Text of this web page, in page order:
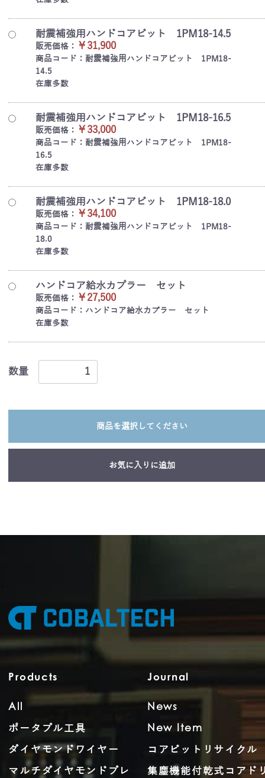
耐震補強用ハンドコアビット 1PM18-14.5
販売価格： ￥31,900
商品コード：耐震補強用ハンドコアビット 1PM18-
14.5
在庫多数
耐震補強用ハンドコアビット 1PM18-16.5
販売価格： ￥33,000
商品コード：耐震補強用ハンドコアビット 1PM18-
16.5
在庫多数
耐震補強用ハンドコアビット 1PM18-18.0
販売価格： ￥34,100
商品コード：耐震補強用ハンドコアビット 1PM18-
18.0
在庫多数
ハンドコア給水カプラー セット
販売価格： ￥27,500
商品コード：ハンドコア給水カプラー セット
在庫多数
数量
商品を選択してください
お気に入りに追加
Products
All
ポータブル工具
ダイヤモンドワイヤー
マルチダイヤモンドブレ
Journal
News
New Item
コアビットリサイクル
集塵機能付乾式コアド